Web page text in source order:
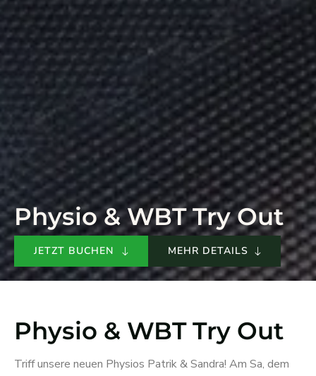
JETZT BUCHEN MEHR DETAILS
Physio & WBT Try Out
Physio & WBT Try Out
Triff unsere neuen Physios Patrik & Sandra! Am Sa, dem